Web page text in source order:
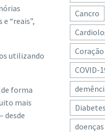
“reais”,
utilizando
forma
mais
desde
Cancro
Coração
COVID-
Diabetes